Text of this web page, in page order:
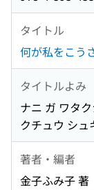
タイトル
何が私をこう
タイトルよみ
ナニ ガ ワタ
クチュウ シュ
著者・編者
金子ふみ子 著